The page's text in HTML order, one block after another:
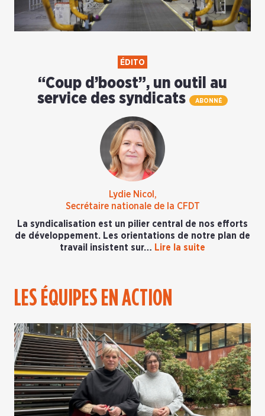
ÉDITO
“Coup d’boost”, un outil au
service des syndicats
ABONNÉ
Lydie Nicol,
Secrétaire nationale de la CFDT
La syndicalisation est un pilier central de nos efforts
de développement. Les orientations de notre plan de
travail insistent sur… Lire la suite
LES ÉQUIPES EN ACTION